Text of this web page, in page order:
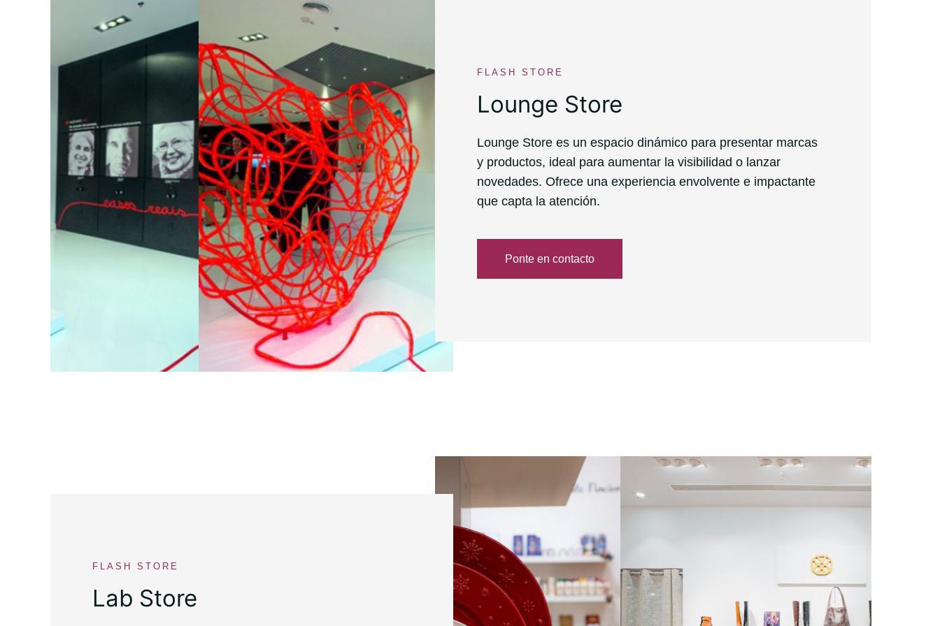
FLASH STORE
Lounge Store
Lounge Store es un espacio dinámico para presentar marcas
y productos, ideal para aumentar la visibilidad o lanzar
novedades. Ofrece una experiencia envolvente e impactante
que capta la atención.
Ponte en contacto
FLASH STORE
Lab Store